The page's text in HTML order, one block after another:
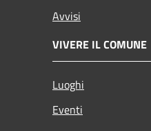
Avvisi
VIVERE IL COMUNE
Luoghi
Eventi